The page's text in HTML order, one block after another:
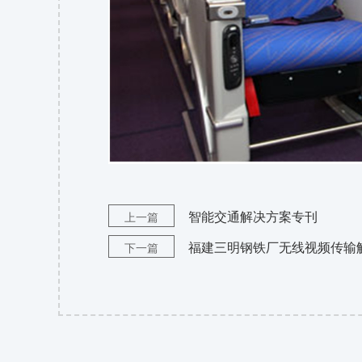
上一篇 智能交通解决方案专刊
下一篇 福建三明钢铁厂无线视频传输